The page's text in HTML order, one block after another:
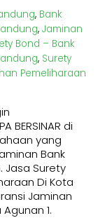
, Bank
,Jaminan
Bond – Bank
, Surety
Pemeliharaan
BERSINAR di
yang
Bank
Jasa Surety
Di Kota
Jaminan
1.